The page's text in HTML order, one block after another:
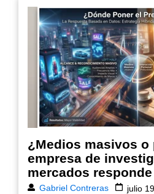
¿Medios masivos o
empresa de
mercados responde
Gabriel Contreras
julio